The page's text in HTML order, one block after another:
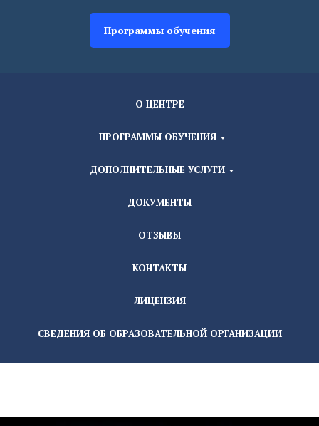
Программы обучения
О ЦЕНТРЕ
ПРОГРАММЫ ОБУЧЕНИЯ
ДОПОЛНИТЕЛЬНЫЕ УСЛУГИ
ДОКУМЕНТЫ
ОТЗЫВЫ
КОНТАКТЫ
ЛИЦЕНЗИЯ
СВЕДЕНИЯ ОБ ОБРАЗОВАТЕЛЬНОЙ ОРГАНИЗАЦИИ